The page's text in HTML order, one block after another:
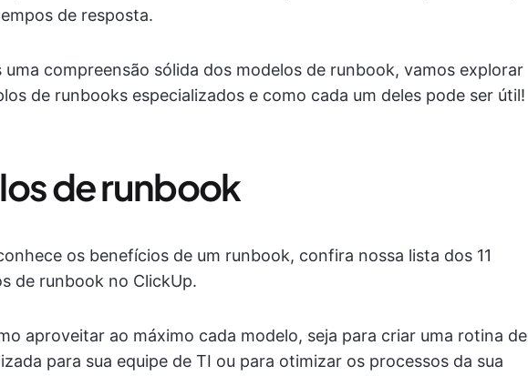
de resposta.
uma compreensão sólida dos modelos de runbook, vamos explorar
de runbooks especializados e como cada um deles pode ser útil!
de runbook
os benefícios de um runbook, confira nossa lista dos 11
de runbook no ClickUp.
aproveitar ao máximo cada modelo, seja para criar uma rotina de
para sua equipe de TI ou para otimizar os processos da sua